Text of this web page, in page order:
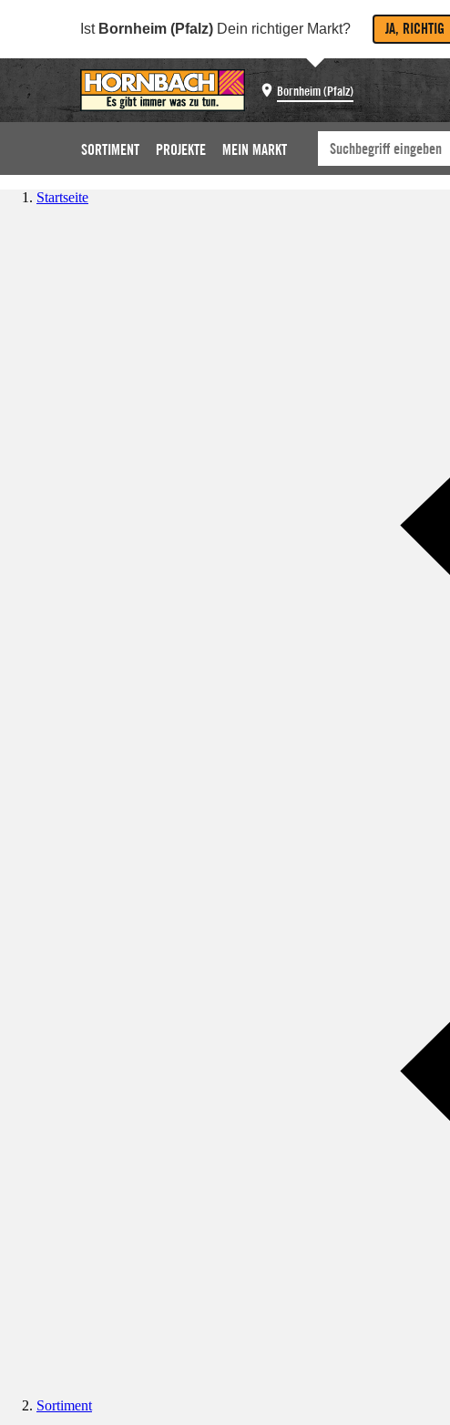
Ist Bornheim (Pfalz) Dein richtiger Markt? JA, RICHTIG
Bornheim (Pfalz)
SORTIMENT PROJEKTE MEIN MARKT
Startseite
Sortiment